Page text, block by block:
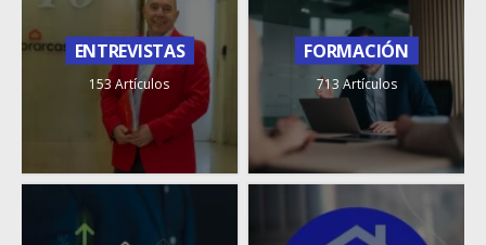
ENTREVISTAS
153 Artículos
FORMACIÓN
713 Artículos